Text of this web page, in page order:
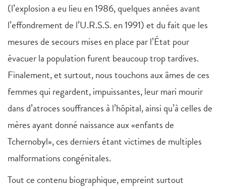
(l’explosion a eu lieu en 1986, quelques années avant
l’effondrement de l’U.R.S.S. en 1991) et du fait que les
mesures de secours mises en place par l’État pour
évacuer la population furent beaucoup trop tardives.
Finalement, et surtout, nous touchons aux âmes de ces
femmes qui regardent, impuissantes, leur mari mourir
dans d’atroces souffrances à l’hôpital, ainsi qu’à celles de
mères ayant donné naissance aux «enfants de
Tchernobyl», ces derniers étant victimes de multiples
malformations congénitales.
Tout ce contenu biographique, empreint surtout